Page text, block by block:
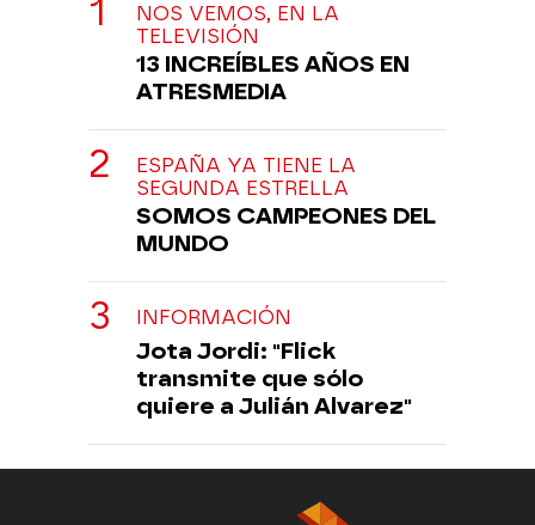
NOS VEMOS, EN LA
TELEVISIÓN
13 INCREÍBLES AÑOS EN
ATRESMEDIA
ESPAÑA YA TIENE LA
SEGUNDA ESTRELLA
SOMOS CAMPEONES DEL
MUNDO
INFORMACIÓN
Jota Jordi: "Flick
transmite que sólo
quiere a Julián Alvarez"